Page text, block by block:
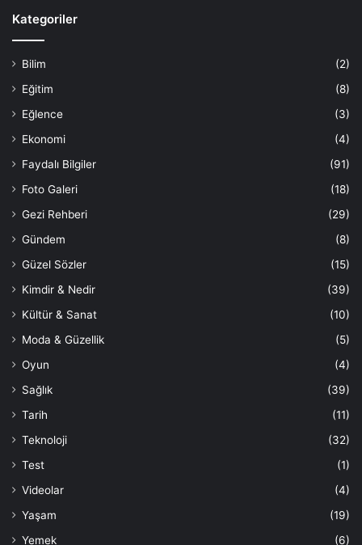
Kategoriler
Bilim
(2)
Eğitim
(8)
Eğlence
(3)
Ekonomi
(4)
Faydalı Bilgiler
(91)
Foto Galeri
(18)
Gezi Rehberi
(29)
Gündem
(8)
Güzel Sözler
(15)
Kimdir & Nedir
(39)
Kültür & Sanat
(10)
Moda & Güzellik
(5)
Oyun
(4)
Sağlık
(39)
Tarih
(11)
Teknoloji
(32)
Test
(1)
Videolar
(4)
Yaşam
(19)
Yemek
(6)